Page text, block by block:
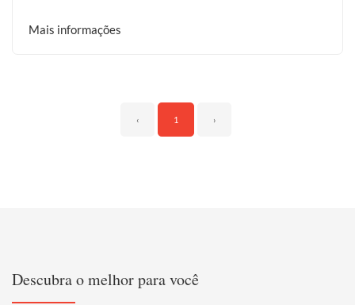
Mais informações
‹ 1 ›
Descubra o melhor para você